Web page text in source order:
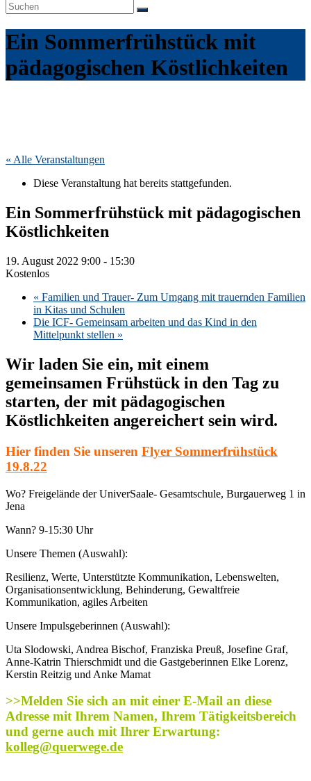
Ein Sommerfrühstück mit
pädagogischen Köstlichkeiten
« Alle Veranstaltungen
Diese Veranstaltung hat bereits stattgefunden.
Ein Sommerfrühstück mit pädagogischen
Köstlichkeiten
19. August 2022 9:00 - 15:30
Kostenlos
« Familien und Trauer- Zum Umgang mit trauernden Familien
in Kitas und Schulen
Die ICF- Gemeinsam arbeiten und das Kind in den
Mittelpunkt stellen »
Wir laden Sie ein, mit einem
gemeinsamen Frühstück in den Tag zu
starten, der mit pädagogischen
Köstlichkeiten angereichert sein wird.
Hier finden Sie unseren Flyer Sommerfrühstück
19.8.22
Wo? Freigelände der UniverSaale- Gesamtschule, Burgauerweg 1 in
Jena
Wann? 9-15:30 Uhr
Unsere Themen (Auswahl):
Resilienz, Werte, Unterstützte Kommunikation, Lebenswelten,
Organisationsentwicklung, Behinderung, Gewaltfreie
Kommunikation, agiles Arbeiten
Unsere Impulsgeberinnen (Auswahl):
Uta Slodowski, Andrea Bischof, Franziska Preuß, Josefine Graf,
Anne-Katrin Thierschmidt und die Gastgeberinnen Elke Lorenz,
Kerstin Reitzig und Anke Mamat
>>Melden Sie sich an mit einer E-Mail an diese
Adresse mit Ihrem Namen, Ihrem Tätigkeitsbereich
und gerne auch mit Ihrer Erwartung:
kolleg@querwege.de